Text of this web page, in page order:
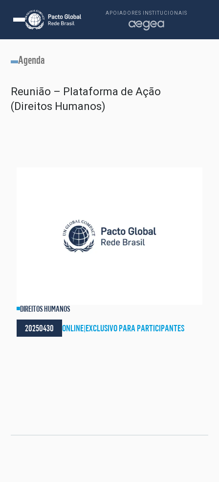
APOIADORES INSTITUCIONAIS
Agenda
Reunião – Plataforma de Ação
(Direitos Humanos)
DIREITOS HUMANOS
20250430 ONLINE|EXCLUSIVO PARA PARTICIPANTES